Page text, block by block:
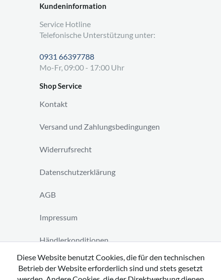
Kundeninformation
Service Hotline
Telefonische Unterstützung unter:
0931 66397788
Mo-Fr, 09:00 - 17:00 Uhr
Shop Service
Kontakt
Versand und Zahlungsbedingungen
Widerrufsrecht
Datenschutzerklärung
AGB
Impressum
Händlerkonditionen
Vertrag widerrufen
Diese Website benutzt Cookies, die für den technischen
Betrieb der Website erforderlich sind und stets gesetzt